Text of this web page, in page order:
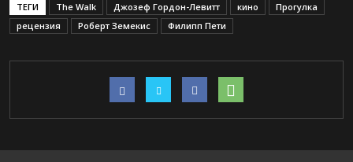
ТЕГИ The Walk Джозеф Гордон-Левитт кино
Прогулка
рецензия
Роберт Земекис Филипп Пети